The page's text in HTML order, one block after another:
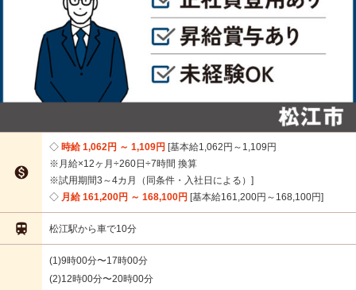

時給 1,062円 ～ 1,109円 基本給1,062円～1,109円
※月給×12ヶ月÷260日÷7時間 換算
※試用期間3～4カ月（同条件・入社日による）
月給 161,200円 ～ 168,100円 基本給161,200円～168,100円
 松江駅から車で10分
(1)9時00分〜17時00分
(2)12時00分〜20時00分